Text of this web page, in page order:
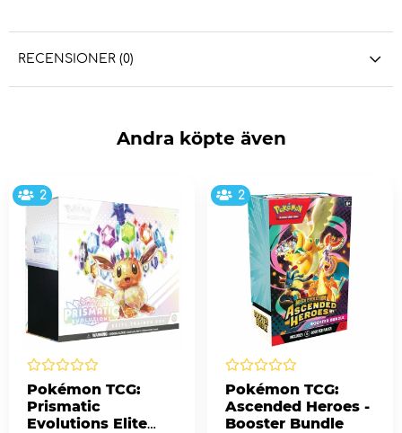
RECENSIONER (0)
Andra köpte även
2
Pokémon TCG:
Prismatic
Evolutions Elite
2
Pokémon TCG:
Ascended Heroes -
Booster Bundle